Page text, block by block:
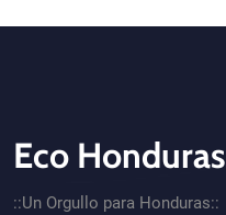
CTA - Footer
Eco Honduras
::Un Orgullo para Honduras::